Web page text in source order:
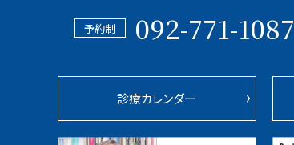
予約制 092-771-1087
診療カレンダー